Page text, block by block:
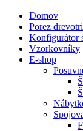
Domov
Porez
Konfigurátor
Vzorkovníky
E-shop